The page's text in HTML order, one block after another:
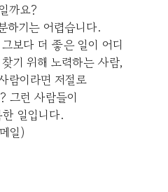
까요?
하기는 어렵습니다.
보다 더 좋은 일이 어디
기 위해 노력하는 사람,
람이라면 저절로
그런 사람들이
일입니다.
일)